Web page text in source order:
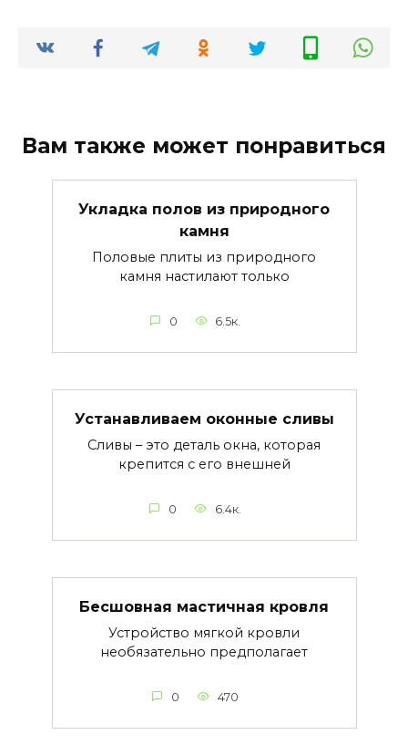
Вам также может понравиться
Укладка полов из природного
камня
Половые плиты из природного
камня настилают только
0 6.5к.
Устанавливаем оконные сливы
Сливы – это деталь окна, которая
крепится с его внешней
0 6.4к.
Бесшовная мастичная кровля
Устройство мягкой кровли
необязательно предполагает
0 470